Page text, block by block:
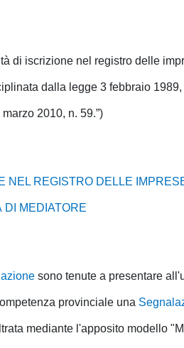
di iscrizione nel registro delle
dalla legge 3 febbraio
2010, n. 59.”)
NEL REGISTRO DELLE
DI MEDIATORE
sono tenute a presentare
provinciale una
mediante l'apposito modello